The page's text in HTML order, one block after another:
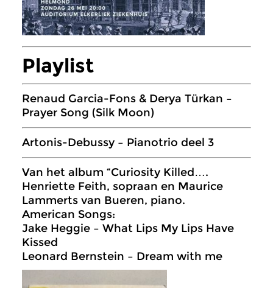
Playlist
Renaud Garcia-Fons & Derya Türkan –
Prayer Song (Silk Moon)
Artonis-Debussy – Pianotrio deel 3
Van het album “Curiosity Killed….
Henriette Feith, sopraan en Maurice
Lammerts van Bueren, piano.
American Songs:
Jake Heggie – What Lips My Lips Have
Kissed
Leonard Bernstein – Dream with me